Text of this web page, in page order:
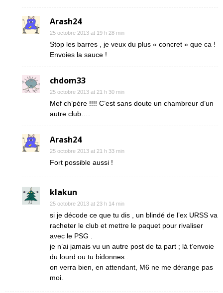
Arash24
25 octobre 2013 at 19 h 28 min
Stop les barres , je veux du plus « concret » que ca !
Envoies la sauce !
chdom33
25 octobre 2013 at 21 h 30 min
Mef ch’père !!!! C’est sans doute un chambreur d’un
autre club….
Arash24
25 octobre 2013 at 21 h 33 min
Fort possible aussi !
klakun
25 octobre 2013 at 23 h 14 min
si je décode ce que tu dis , un blindé de l’ex URSS va
racheter le club et mettre le paquet pour rivaliser
avec le PSG .
je n’ai jamais vu un autre post de ta part ; là t’envoie
du lourd ou tu bidonnes .
on verra bien, en attendant, M6 ne me dérange pas
moi.